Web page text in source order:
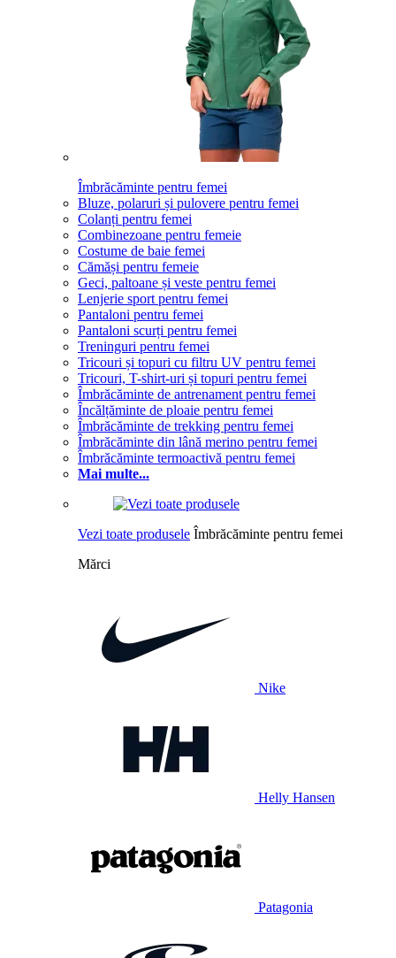
Îmbrăcăminte pentru femei
Bluze, polaruri și pulovere pentru femei
Colanți pentru femei
Combinezoane pentru femeie
Costume de baie femei
Cămăși pentru femeie
Geci, paltoane și veste pentru femei
Lenjerie sport pentru femei
Pantaloni pentru femei
Pantaloni scurți pentru femei
Treninguri pentru femei
Tricouri și topuri cu filtru UV pentru femei
Tricouri, T-shirt-uri și topuri pentru femei
Îmbrăcăminte de antrenament pentru femei
Încălțăminte de ploaie pentru femei
Îmbrăcăminte de trekking pentru femei
Îmbrăcăminte din lână merino pentru femei
Îmbrăcăminte termoactivă pentru femei
Mai multe...
Vezi toate produsele Îmbrăcăminte pentru femei
Mărci
Nike
Helly Hansen
Patagonia